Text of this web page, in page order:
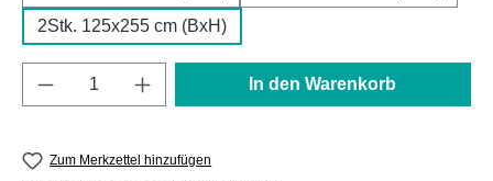
2Stk. 125x255 cm (BxH)
Produkt Anzahl: Gib den gewünschten
In den Warenkorb
Zum Merkzettel hinzufügen